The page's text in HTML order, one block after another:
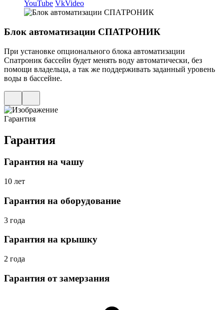
YouTube VkVideo
Блок автоматизации СПАТРОНИК
При установке опционального блока автоматизации
Спатроник бассейн будет менять воду автоматически, без
помощи владельца, а так же поддерживать заданный уровень
воды в бассейне.
Гарантия
Гарантия
Гарантия на чашу
10 лет
Гарантия на оборудование
3 года
Гарантия на крышку
2 года
Гарантия от замерзания